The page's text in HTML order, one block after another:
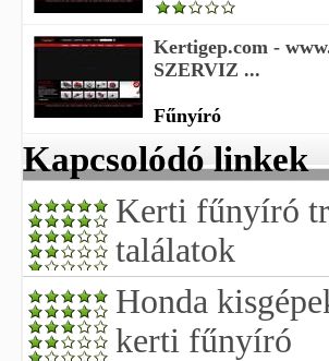
Kertigep.com -
SZERVIZ ...
Fűnyíró
Kapcsolódó linkek
Kerti fűnyíró
találatok
Honda
kerti fűnyíró